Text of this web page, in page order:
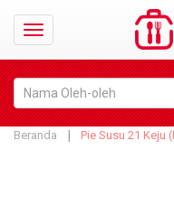
Beranda Pie Susu 21 Keju